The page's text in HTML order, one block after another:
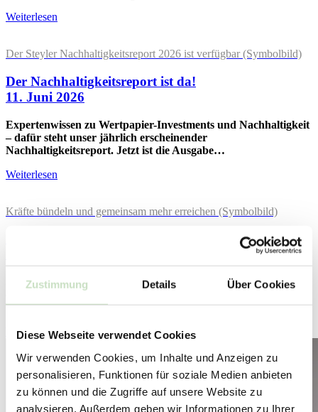
Zustimmung Details Über Cookies
Diese Webseite verwendet Cookies
Wir verwenden Cookies, um Inhalte und Anzeigen zu
personalisieren, Funktionen für soziale Medien anbieten
zu können und die Zugriffe auf unsere Website zu
analysieren. Außerdem geben wir Informationen zu Ihrer
Weiterlesen
Der Steyler Nachhaltigkeitsreport 2026 ist verfügbar (Symbolbild)
Der Nachhaltigkeitsreport ist da!
11. Juni 2026
Expertenwissen zu Wertpapier-Investments und Nachhaltigkeit
– dafür steht unser jährlich erscheinender
Nachhaltigkeitsreport. Jetzt ist die Ausgabe…
Weiterlesen
Kräfte bündeln und gemeinsam mehr erreichen (Symbolbild)
Seit April 2026 ist die Steyler Ethik Bank Mitglied im
europäischen Investoren-Netzwerk Shareholders for Change.
Wie der Name schon sagt, verbindet…
Weiterlesen